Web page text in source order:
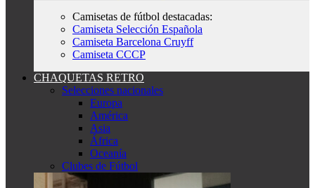
Camisetas de fútbol destacadas:
Camiseta Selección Española
Camiseta Barcelona Cruyff
Camiseta CCCP
CHAQUETAS RETRO
Selecciones nacionales
Europa
América
Asia
África
Oceanía
Clubes de Fútbol